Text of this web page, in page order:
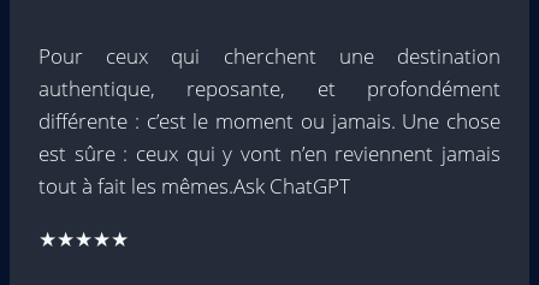
Pour ceux qui cherchent une destination
authentique, reposante, et profondément
différente : c’est le moment ou jamais. Une chose
est sûre : ceux qui y vont n’en reviennent jamais
tout à fait les mêmes.Ask ChatGPT
★★★★★